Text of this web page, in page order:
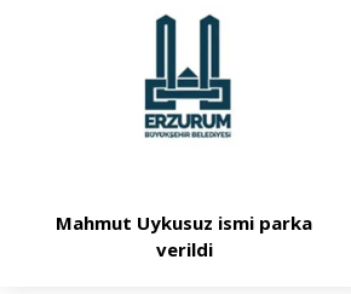
Mahmut Uykusuz ismi parka
verildi